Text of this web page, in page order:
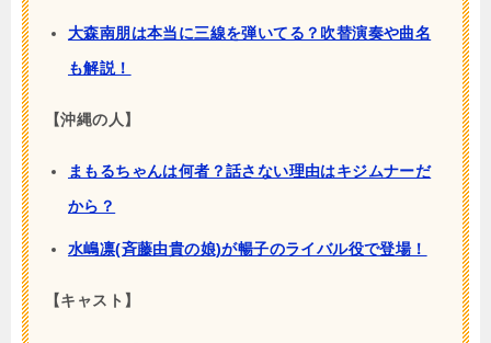
大森南朋は本当に三線を弾いてる？吹替演奏や曲名
も解説！
【沖縄の人】
まもるちゃんは何者？話さない理由はキジムナーだ
から？
水嶋凛(斉藤由貴の娘)が暢子のライバル役で登場！
【キャスト】